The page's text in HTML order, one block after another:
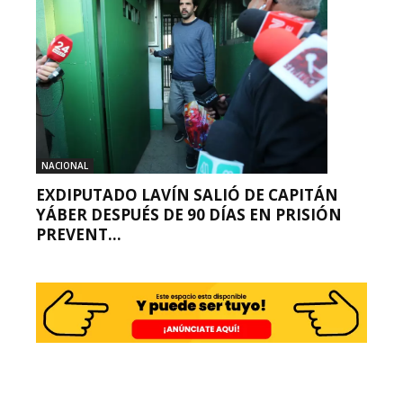
NACIONAL
EXDIPUTADO LAVÍN SALIÓ DE CAPITÁN
YÁBER DESPUÉS DE 90 DÍAS EN PRISIÓN
PREVENT...